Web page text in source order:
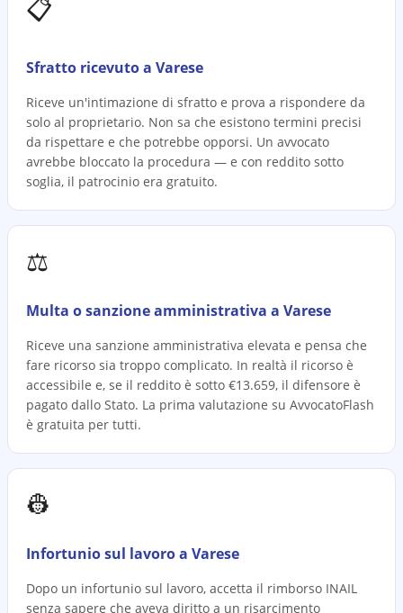
📋
Sfratto ricevuto a Varese
Riceve un'intimazione di sfratto e prova a rispondere da
solo al proprietario. Non sa che esistono termini precisi
da rispettare e che potrebbe opporsi. Un avvocato
avrebbe bloccato la procedura — e con reddito sotto
soglia, il patrocinio era gratuito.
⚖️
Multa o sanzione amministrativa a Varese
Riceve una sanzione amministrativa elevata e pensa che
fare ricorso sia troppo complicato. In realtà il ricorso è
accessibile e, se il reddito è sotto €13.659, il difensore è
pagato dallo Stato. La prima valutazione su AvvocatoFlash
è gratuita per tutti.
👷
Infortunio sul lavoro a Varese
Dopo un infortunio sul lavoro, accetta il rimborso INAIL
senza sapere che aveva diritto a un risarcimento